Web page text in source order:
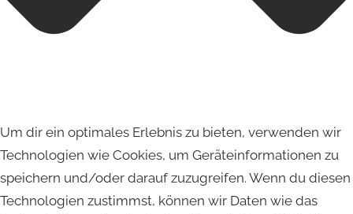
Um dir ein optimales Erlebnis zu bieten, verwenden wir
Technologien wie Cookies, um Geräteinformationen zu
speichern und/oder darauf zuzugreifen. Wenn du diesen
Technologien zustimmst, können wir Daten wie das